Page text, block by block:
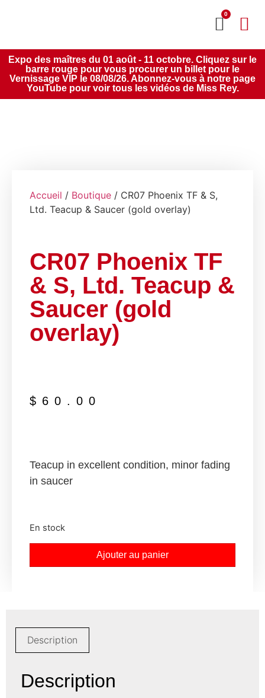
0
Expo des maîtres du 01 août - 11 octobre. Cliquez sur le
barre rouge pour vous procurer un billet pour le
Vernissage VIP le 08/08/26. Abonnez-vous à notre page
YouTube pour voir tous les vidéos de Miss Rey.
Accueil / Boutique / CR07 Phoenix TF & S,
Ltd. Teacup & Saucer (gold overlay)
CR07 Phoenix TF
& S, Ltd. Teacup &
Saucer (gold
overlay)
$ 60.00
Teacup in excellent condition, minor fading
in saucer
En stock
Ajouter au panier
Description
Description